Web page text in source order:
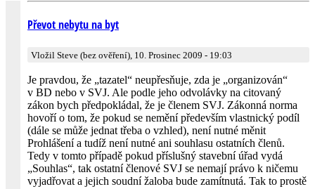
Převot nebytu na byt
Vložil Steve (bez ověření), 10. Prosinec 2009 - 19:03
Je pravdou, že „tazatel“ neupřesňuje, zda je „organizován“
v BD nebo v SVJ. Ale podle jeho odvolávky na citovaný
zákon bych předpokládal, že je členem SVJ. Zákonná norma
hovoří o tom, že pokud se nemění především vlastnický podíl
(dále se může jednat třeba o vzhled), není nutné měnit
Prohlášení a tudíž není nutné ani souhlasu ostatních členů.
Tedy v tomto případě pokud příslušný stavební úřad vydá
„Souhlas“, tak ostatní členové SVJ se nemají právo k ničemu
vyjadřovat a jejich soudní žaloba bude zamítnutá. Tak to prostě